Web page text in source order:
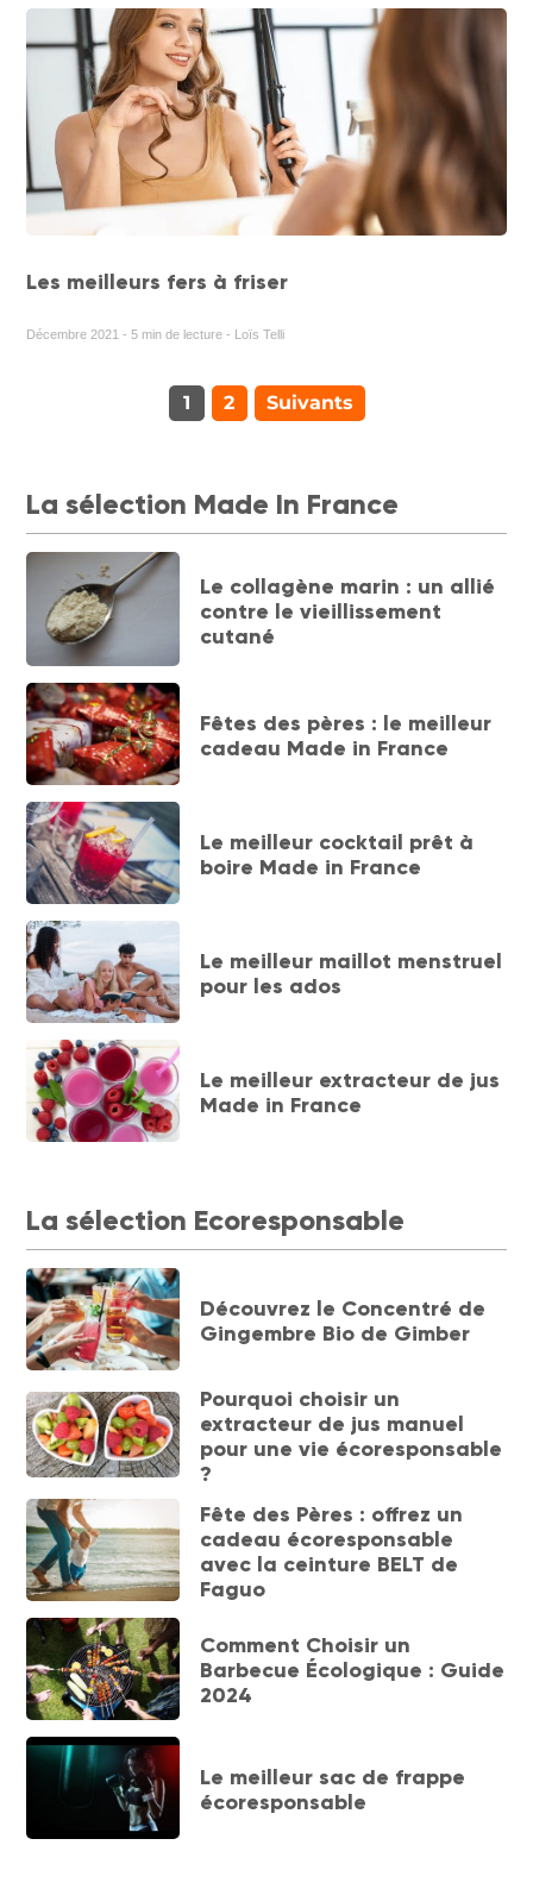
Les meilleurs fers à friser
Décembre 2021 - 5 min de lecture - Loïs Telli
1 2 Suivants
La sélection Made In France
Le collagène marin : un allié
contre le vieillissement
cutané
Fêtes des pères : le meilleur
cadeau Made in France
Le meilleur cocktail prêt à
boire Made in France
Le meilleur maillot menstruel
pour les ados
Le meilleur extracteur de jus
Made in France
La sélection Ecoresponsable
Découvrez le Concentré de
Gingembre Bio de Gimber
Pourquoi choisir un
extracteur de jus manuel
pour une vie écoresponsable
?
Fête des Pères : offrez un
cadeau écoresponsable
avec la ceinture BELT de
Faguo
Comment Choisir un
Barbecue Écologique : Guide
2024
Le meilleur sac de frappe
écoresponsable